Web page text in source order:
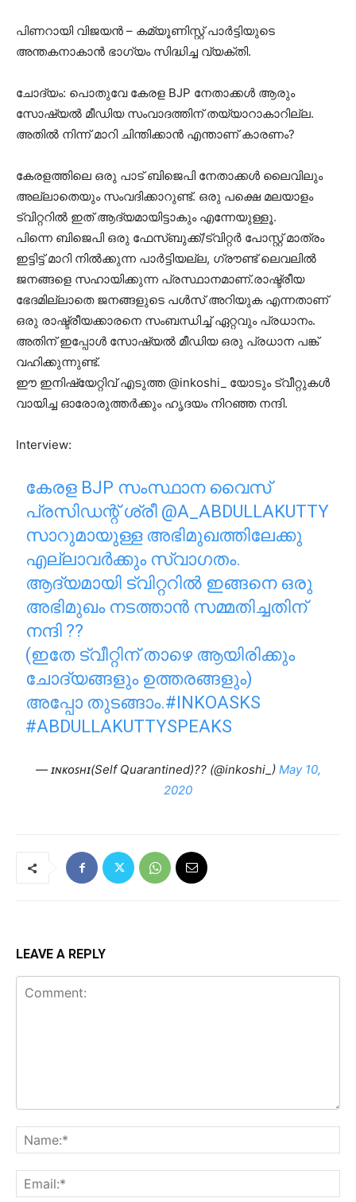
പിണറായി വിജയൻ – കമ്യൂണിസ്റ്റ് പാർട്ടിയുടെ
അന്തകനാകാൻ ഭാഗ്യം സിദ്ധിച്ച വ്യക്തി.
ചോദ്യം: പൊതുവേ കേരള BJP നേതാക്കൾ ആരും
സോഷ്യൽ മീഡിയ സംവാദത്തിന് തയ്യാറാകാറില്ല.
അതിൽ നിന്ന് മാറി ചിന്തിക്കാൻ എന്താണ് കാരണം?
കേരളത്തിലെ ഒരു പാട് ബിജെപി നേതാക്കൾ ലൈവിലും
അല്ലാതെയും സംവദിക്കാറുണ്ട്. ഒരു പക്ഷെ മലയാളം
ട്വിറ്ററിൽ ഇത് ആദ്യമായിട്ടാകും എന്നേയുള്ളൂ.
പിന്നെ ബിജെപി ഒരു ഫേസ്‌ബുക്ക്/ട്വിറ്റർ പോസ്റ്റ് മാത്രം
ഇട്ടിട്ട് മാറി നിൽക്കുന്ന പാർട്ടിയല്ല, ഗ്രൗണ്ട് ലെവലിൽ
ജനങ്ങളെ സഹായിക്കുന്ന പ്രസ്ഥാനമാണ്.രാഷ്ട്രീയ
ഭേദമില്ലാതെ ജനങ്ങളുടെ പൾസ് അറിയുക എന്നതാണ്
ഒരു രാഷ്ട്രീയക്കാരനെ സംബന്ധിച്ച് ഏറ്റവും പ്രധാനം.
അതിന് ഇപ്പോൾ സോഷ്യൽ മീഡിയ ഒരു പ്രധാന പങ്ക്
വഹിക്കുന്നുണ്ട്.
ഈ ഇനിഷ്യേറ്റിവ് എടുത്ത @inkoshi_ യോടും ട്വീറ്റുകൾ
വായിച്ച ഓരോരുത്തർക്കും ഹൃദയം നിറഞ്ഞ നന്ദി.
Interview:
കേരള BJP സംസ്ഥാന വൈസ്
പ്രസിഡന്റ് ശ്രീ @A_ABDULLAKUTTY
സാറുമായുള്ള അഭിമുഖത്തിലേക്കു
എല്ലാവർക്കും സ്വാഗതം.
ആദ്യമായി ട്വിറ്ററിൽ ഇങ്ങനെ ഒരു
അഭിമുഖം നടത്താൻ സമ്മതിച്ചതിന്
നന്ദി ??
(ഇതേ ട്വീറ്റിന് താഴെ ആയിരിക്കും
ചോദ്യങ്ങളും ഉത്തരങ്ങളും)
അപ്പോ തുടങ്ങാം.#INKOASKS
#ABDULLAKUTTYSPEAKS
— ɪɴᴋᴏꜱʜɪ(Self Quarantined)?? (@inkoshi_) May 10,
2020
LEAVE A REPLY